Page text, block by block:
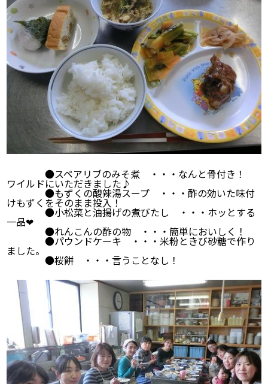
●スペアリブのみそ煮 ・・・なんと骨付き！
ワイルドにいただきました♪
●もずくの酸辣湯スープ ・・・酢の効いた味付
けもずくをそのまま投入！
●小松菜と油揚げの煮びたし ・・・ホッとする
一品❤
●れんこんの酢の物 ・・・簡単においしく！
●パウンドケーキ ・・・米粉ときび砂糖で作り
ました。
●桜餅 ・・・言うことなし！